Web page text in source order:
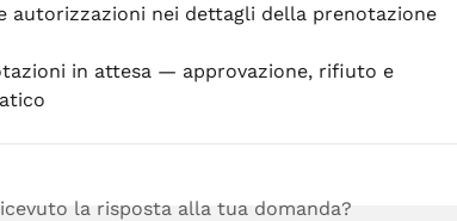
autorizzazioni nei dettagli della prenotazione
in attesa — approvazione, rifiuto e
la risposta alla tua domanda?